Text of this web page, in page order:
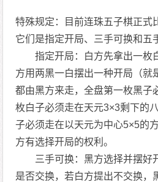
特殊规定：目前连珠五子棋正式
它们是指定开局、三手可换和五
指定开局：白方先拿出一枚
方用两黑一白摆出一种开局（就
都由黑方来走，全盘第一枚黑子
枚白子必须走在天元3×3剩下的
子必须走在以天元为中心5×5的
方有选择开局的权利。
三手可换：黑方选择并摆好
是否交换，若白方提出不交换，